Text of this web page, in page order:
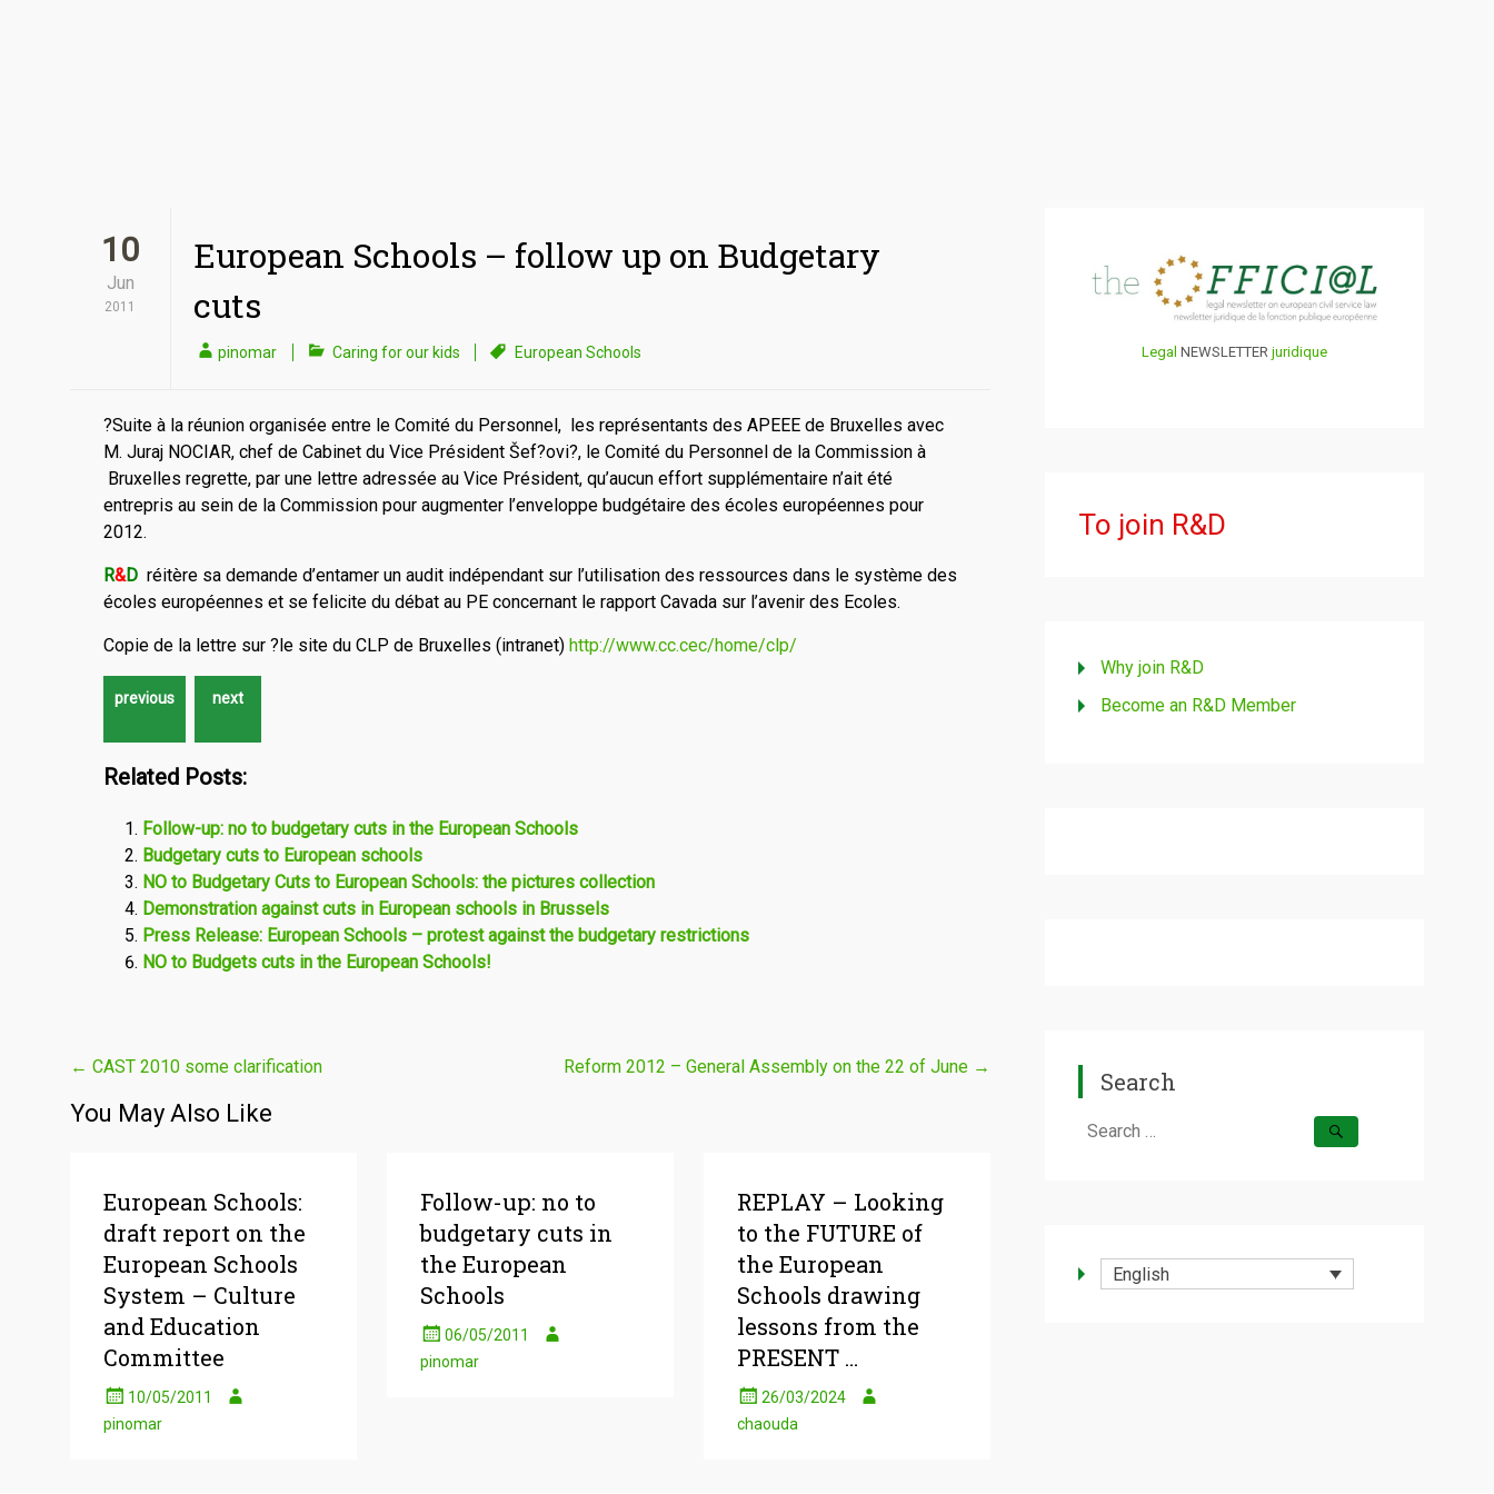
10
Jun
2011
European Schools – follow up on Budgetary
cuts
pinomar Caring for our kids European Schools
?Suite à la réunion organisée entre le Comité du Personnel, les représentants des APEEE de Bruxelles avec
M. Juraj NOCIAR, chef de Cabinet du Vice Président Šef?ovi?, le Comité du Personnel de la Commission à
Bruxelles regrette, par une lettre adressée au Vice Président, qu’aucun effort supplémentaire n’ait été
entrepris au sein de la Commission pour augmenter l’enveloppe budgétaire des écoles européennes pour
2012.
R&D réitère sa demande d’entamer un audit indépendant sur l’utilisation des ressources dans le système des
écoles européennes et se felicite du débat au PE concernant le rapport Cavada sur l’avenir des Ecoles.
Copie de la lettre sur ?le site du CLP de Bruxelles (intranet) http://www.cc.cec/home/clp/
Related Posts:
Follow-up: no to budgetary cuts in the European Schools
Budgetary cuts to European schools
NO to Budgetary Cuts to European Schools: the pictures collection
Demonstration against cuts in European schools in Brussels
Press Release: European Schools – protest against the budgetary restrictions
NO to Budgets cuts in the European Schools!
Post
navigation
← CAST 2010 some clarification Reform 2012 – General Assembly on the 22 of June →
You May Also Like
European Schools:
draft report on the
European Schools
System – Culture
and Education
Committee
10/05/2011
pinomar
Follow-up: no to
budgetary cuts in
the European
Schools
06/05/2011
pinomar
REPLAY – Looking
to the FUTURE of
the European
Schools drawing
lessons from the
PRESENT …
26/03/2024
chaouda
Legal NEWSLETTER juridique
To join R&D
Why join R&D
Become an R&D Member
Search
Search
English